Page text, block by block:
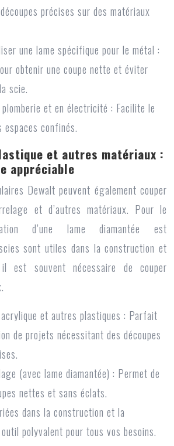
précises sur des matériaux
une lame spécifique pour le métal :
obtenir une coupe nette et éviter
scie.
et en électricité : Facilite le
confinés.
et autres matériaux :
appréciable
Dewaltpeuvent également couper
et d’autres matériaux. Pour le
d’une lame diamantée est
sont utiles dans la construction et
est souvent nécessaire de couper
acrylique et autres plastiques : Parfait
de projets nécessitant des découpes
(avec lame diamantée) : Permet de
nettes et sans éclats.
dans la construction et la
polyvalent pour tous vos besoins.